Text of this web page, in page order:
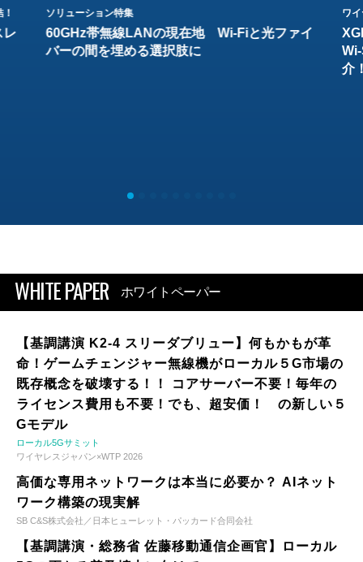
レ
ソリューション特集
60GHz帯無線LANの現在地 Wi-Fiと光ファイ
バーの間を埋める選択肢に
ワ
介
WHITE PAPER ホワイトペーパー
【基調講演 K2-4 スリーダブリュー】何もかもが革
命！ゲームチェンジャー無線機がローカル５G市場の
既存概念を破壊する！！ コアサーバー不要！毎年の
ライセンス費用も不要！でも、超安価！ の新しい５
Gモデル
ローカル5Gサミット
ワイヤレスジャパン×WTP 2026
高価な専用ネットワークは本当に必要か？ AIネット
ワーク構築の現実解
SB C&S株式会社／日本ヒューレット・パッカード合同会社
【基調講演・総務省 佐藤移動通信企画官】ローカル